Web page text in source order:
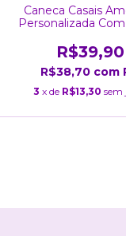
Caneca Casais
Personalizada
R$39,90
R$38,70 com
3 x de R$13,30 sem